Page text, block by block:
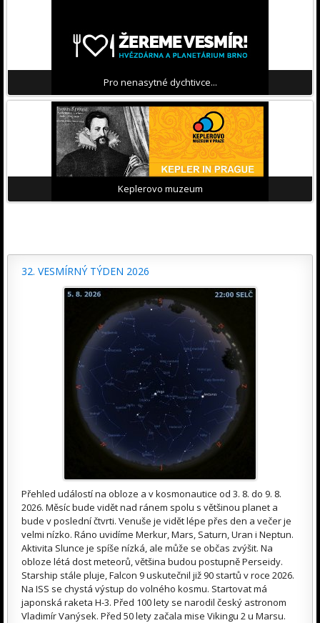
Pro nenasytné dychtivce...
Keplerovo muzeum
32. VESMÍRNÝ TÝDEN 2026
Přehled událostí na obloze a v kosmonautice od 3. 8. do 9. 8.
2026. Měsíc bude vidět nad ránem spolu s většinou planet a
bude v poslední čtvrti. Venuše je vidět lépe přes den a večer je
velmi nízko. Ráno uvidíme Merkur, Mars, Saturn, Uran i Neptun.
Aktivita Slunce je spíše nízká, ale může se občas zvýšit. Na
obloze létá dost meteorů, většina budou postupně Perseidy.
Starship stále pluje, Falcon 9 uskutečnil již 90 startů v roce 2026.
Na ISS se chystá výstup do volného kosmu. Startovat má
japonská raketa H-3. Před 100 lety se narodil český astronom
Vladimír Vanýsek. Před 50 lety začala mise Vikingu 2 u Marsu.